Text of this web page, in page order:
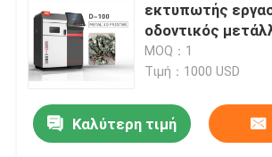
εκτυπωτής
οδοντικός
οδοντοστοιχία
MOQ：1
Τιμή：1000 USD
Καλύτερη τιμή